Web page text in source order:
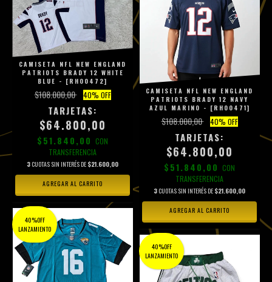
CAMISETA NFL NEW ENGLAND
PATRIOTS BRADY 12 WHITE
BLUE - [RH00472]
$108.000,00 40% OFF
$64.800,00
$51.840,00 CON
TRANSFERENCIA
3CUOTAS SIN INTERÉS DE $21.600,00
AGREGAR AL CARRITO
CAMISETA NFL NEW ENGLAND
PATRIOTS BRADY 12 NAVY
AZUL MARINO - [RH00471]
$108.000,00 40% OFF
$64.800,00
$51.840,00 CON
TRANSFERENCIA
3CUOTAS SIN INTERÉS DE $21.600,00
AGREGAR AL CARRITO
40%OFF
LANZAMIENTO
40%OFF
LANZAMIENTO